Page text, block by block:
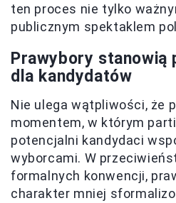
ten proces nie tylko
publicznym spektaklem
Prawybory stanowią
dla kandydatów
Nie ulega wątpliwości, że
momentem, w którym
potencjalni kandydaci
wyborcami. W
formalnych konwencji,
charakter mniej